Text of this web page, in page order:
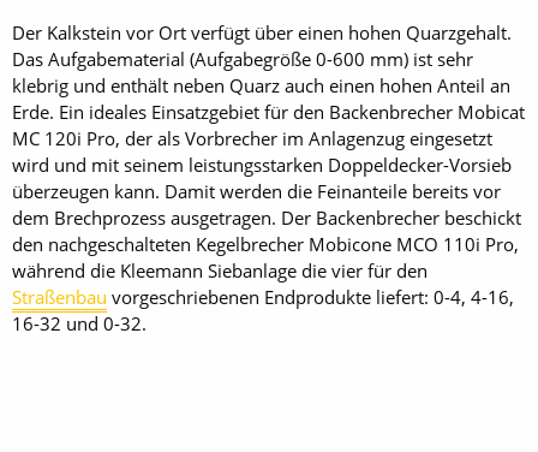
Der Kalkstein vor Ort verfügt über einen hohen Quarzgehalt.
Das Aufgabematerial (Aufgabegröße 0-600 mm) ist sehr
klebrig und enthält neben Quarz auch einen hohen Anteil an
Erde. Ein ideales Einsatzgebiet für den Backenbrecher Mobicat
MC 120i Pro, der als Vorbrecher im Anlagenzug eingesetzt
wird und mit seinem leistungsstarken Doppeldecker-Vorsieb
überzeugen kann. Damit werden die Feinanteile bereits vor
dem Brechprozess ausgetragen. Der Backenbrecher beschickt
den nachgeschalteten Kegelbrecher Mobicone MCO 110i Pro,
während die Kleemann Siebanlage die vier für den
Straßenbau vorgeschriebenen Endprodukte liefert: 0-4, 4-16,
16-32 und 0-32.